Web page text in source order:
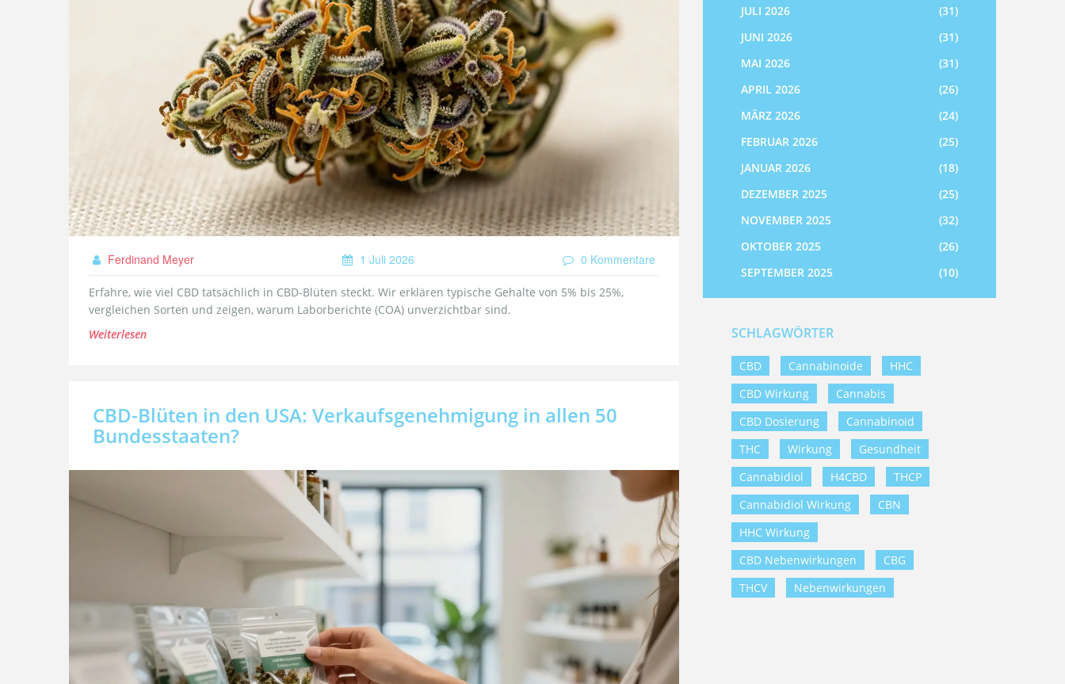
Ferdinand Meyer 1 Juli 2026 0 Kommentare
Erfahre, wie viel CBD tatsächlich in CBD-Blüten steckt. Wir erklären typische Gehalte von 5% bis 25%,
vergleichen Sorten und zeigen, warum Laborberichte (COA) unverzichtbar sind.
Weiterlesen
CBD-Blüten in den USA: Verkaufsgenehmigung in allen 50
Bundesstaaten?
JULI 2026
(31)
JUNI 2026
(31)
MAI 2026
(31)
APRIL 2026
(26)
MÄRZ 2026
(24)
FEBRUAR 2026
(25)
JANUAR 2026
(18)
DEZEMBER 2025
(25)
NOVEMBER 2025
(32)
OKTOBER 2025
(26)
SEPTEMBER 2025
(10)
SCHLAGWÖRTER
CBD Cannabinoide
HHC
CBD Wirkung
Cannabis
CBD Dosierung
Cannabinoid
THC
Wirkung
Gesundheit
Cannabidiol
H4CBD
THCP
Cannabidiol Wirkung
CBN
HHC Wirkung
CBD Nebenwirkungen
CBG
THCV
Nebenwirkungen